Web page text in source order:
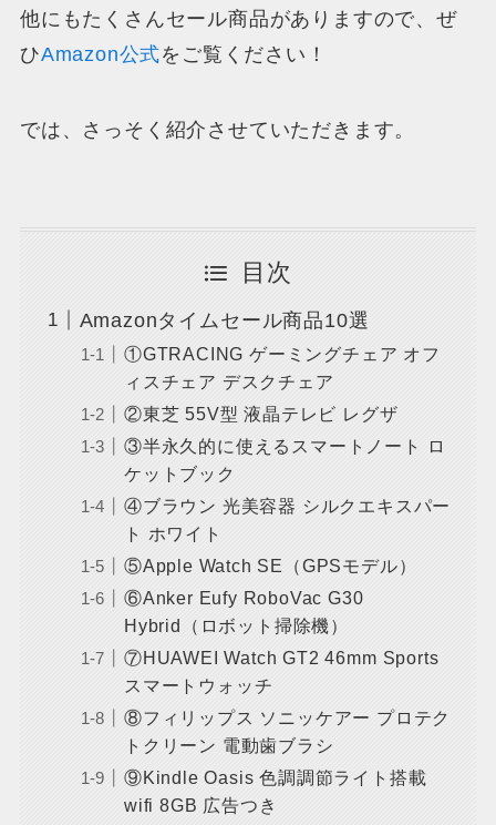
他にもたくさんセール商品がありますので、ぜ
ひAmazon公式をご覧ください！
では、さっそく紹介させていただきます。
目次
Amazonタイムセール商品10選
①GTRACING ゲーミングチェア オフ
ィスチェア デスクチェア
②東芝 55V型 液晶テレビ レグザ
③半永久的に使えるスマートノート ロ
ケットブック
④ブラウン 光美容器 シルクエキスパー
ト ホワイト
⑤Apple Watch SE（GPSモデル）
⑥Anker Eufy RoboVac G30
Hybrid（ロボット掃除機）
⑦HUAWEI Watch GT2 46mm Sports
スマートウォッチ
⑧フィリップス ソニッケアー プロテク
トクリーン 電動歯ブラシ
⑨Kindle Oasis 色調調節ライト搭載
wifi 8GB 広告つき